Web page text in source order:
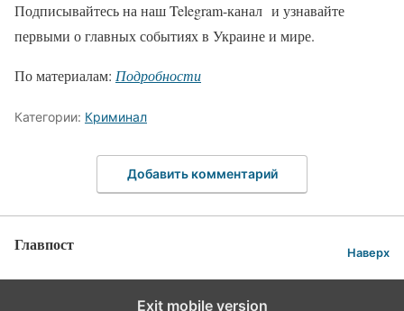
Подписывайтесь на наш Telegram-канал и узнавайте
первыми о главных событиях в Украине и мире.
По материалам: Подробности
Категории: Криминал
Добавить комментарий
Главпост Наверх
Exit mobile version